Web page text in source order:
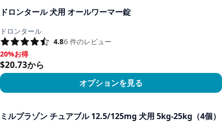
ドロンタール 犬用 オールワーマー錠
ドロンタール
4.86 件のレビュー
20%お得, $20.73から
20%お得
$20.73から
オプションを見る
ミルプラゾン チュアブル 12.5/125mg 犬用 5kg-25kg（4個）